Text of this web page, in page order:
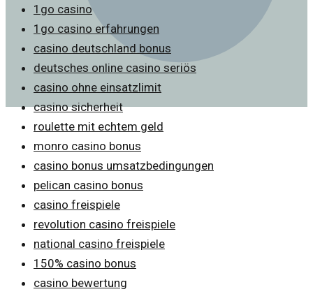
1go casino
1go casino erfahrungen
casino deutschland bonus
deutsches online casino seriös
casino ohne einsatzlimit
casino sicherheit
roulette mit echtem geld
monro casino bonus
casino bonus umsatzbedingungen
pelican casino bonus
casino freispiele
revolution casino freispiele
national casino freispiele
150% casino bonus
casino bewertung